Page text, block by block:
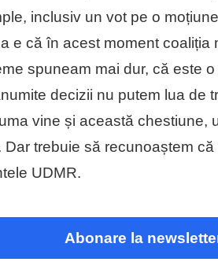
inclusiv un vot pe o
e că în acest moment
spuneam mai dur, că este
decizii nu putem lua de
vine și această chestiune,
Dar trebuie să recunoaștem
UDMR.
Abonare la